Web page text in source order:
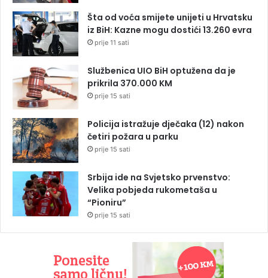
Šta od voća smijete unijeti u Hrvatsku
iz BiH: Kazne mogu dostići 13.260 evra
prije 11 sati
Službenica UIO BiH optužena da je
prikrila 370.000 KM
prije 15 sati
Policija istražuje dječaka (12) nakon
četiri požara u parku
prije 15 sati
Srbija ide na Svjetsko prvenstvo:
Velika pobjeda rukometaša u
“Pioniru”
prije 15 sati